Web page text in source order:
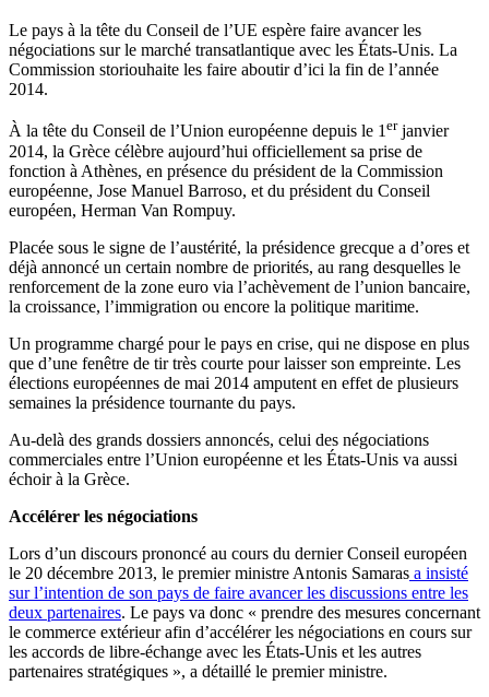
Le pays à la tête du Conseil de l’UE espère faire avancer les
négociations sur le marché transatlantique avec les États-Unis. La
Commission storiouhaite les faire aboutir d’ici la fin de l’année
2014.
À la tête du Conseil de l’Union européenne depuis le 1erjanvier
2014, la Grèce célèbre aujourd’hui officiellement sa prise de
fonction à Athènes, en présence du président de la Commission
européenne, Jose Manuel Barroso, et du président du Conseil
européen, Herman Van Rompuy.
Placée sous le signe de l’austérité, la présidence grecque a d’ores et
déjà annoncé un certain nombre de priorités, au rang desquelles le
renforcement de la zone euro via l’achèvement de l’union bancaire,
la croissance, l’immigration ou encore la politique maritime.
Un programme chargé pour le pays en crise, qui ne dispose en plus
que d’une fenêtre de tir très courte pour laisser son empreinte. Les
élections européennes de mai 2014 amputent en effet de plusieurs
semaines la présidence tournante du pays.
Au-delà des grands dossiers annoncés, celui des négociations
commerciales entre l’Union européenne et les États-Unis va aussi
échoir à la Grèce.
Accélérer les négociations
Lors d’un discours prononcé au cours du dernier Conseil européen
le 20 décembre 2013, le premier ministre Antonis Samaras a insisté
sur l’intention de son pays de faire avancer les discussions entre les
deux partenaires. Le pays va donc « prendre des mesures concernant
le commerce extérieur afin d’accélérer les négociations en cours sur
les accords de libre-échange avec les États-Unis et les autres
partenaires stratégiques », a détaillé le premier ministre.